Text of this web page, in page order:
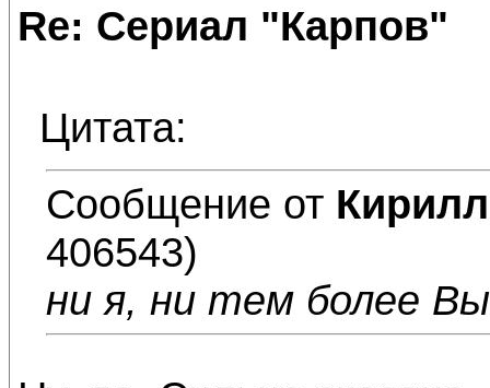
Re: Сериал "Карпов"
Цитата:
Сообщение от
406543)
ни я, ни тем более